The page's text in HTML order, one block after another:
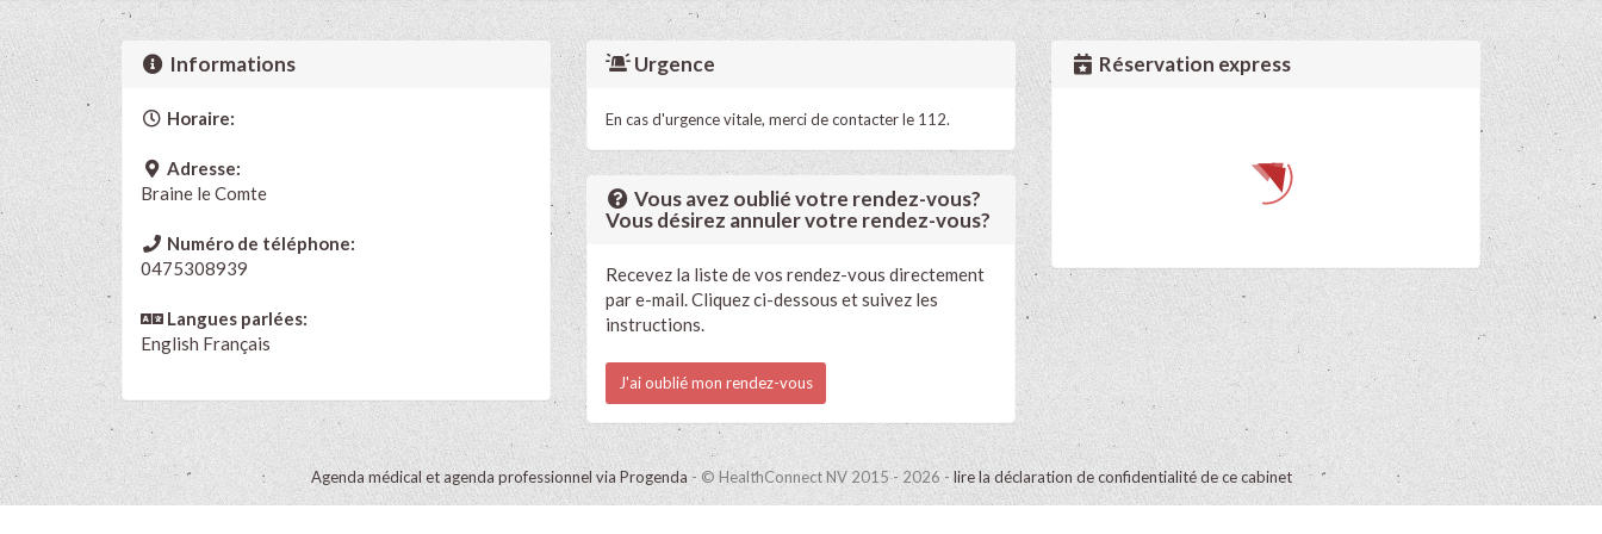
Informations
Horaire:
Adresse:
Braine le Comte
Numéro de téléphone:
0475308939
Langues parlées:
English Français
Urgence
En cas d'urgence vitale, merci de contacter le 112.
Vous avez oublié votre rendez-vous?
Vous désirez annuler votre rendez-vous?
Recevez la liste de vos rendez-vous directement
par e-mail. Cliquez ci-dessous et suivez les
instructions.
J'ai oublié mon rendez-vous
Réservation express
Agenda médical et agenda professionnel via Progenda - © HealthConnect NV 2015 - 2026 -lire la déclaration de confidentialité de ce cabinet